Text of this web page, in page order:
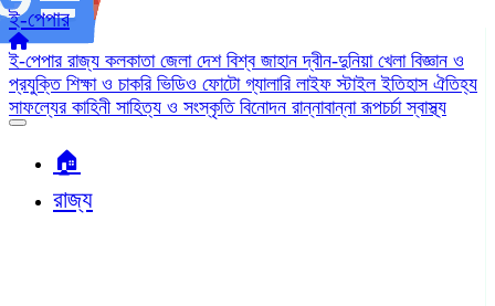
ই-পেপার
ই-পেপার রাজ্য কলকাতা জেলা দেশ বিশ্ব জাহানদ্বীন-দুনিয়া খেলা বিজ্ঞান ও
প্রযুক্তি শিক্ষা ও চাকরি ভিডিও ফোটো গ্যালারি লাইফ স্টাইলইতিহাস ঐতিহ্য
সাফল্যের কাহিনী সাহিত্য ও সংস্কৃতি বিনোদন রান্নাবান্নারূপচর্চাস্বাস্থ্য
🏠︎
রাজ্য